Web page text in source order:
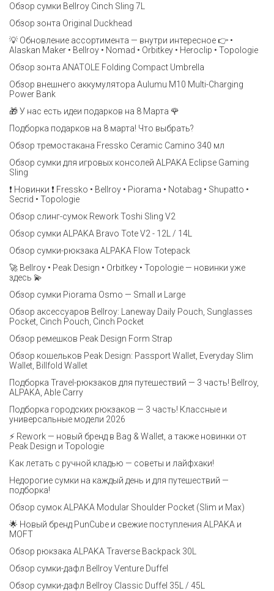
Обзор сумки Bellroy Cinch Sling 7L
Обзор зонта Original Duckhead
💡 Обновление ассортимента — внутри интересное 👉 •
Alaskan Maker • Bellroy • Nomad • Orbitkey • Heroclip • Topologie
Обзор зонта ANATOLE Folding Compact Umbrella
Обзор внешнего аккумулятора Aulumu M10 Multi-Charging
Power Bank
🎁 У нас есть идеи подарков на 8 Марта 🌹
Подборка подарков на 8 марта! Что выбрать?
Обзор тремостакана Fressko Ceramic Camino 340 мл
Обзор сумки для игровых консолей ALPAKA Eclipse Gaming
Sling
❗️ Новинки ❗️ Fressko • Bellroy • Piorama • Notabag • Shupatto •
Secrid • Topologie
Обзор слинг-сумок Rework Toshi Sling V2
Обзор сумки ALPAKA Bravo Tote V2 - 12L / 14L
Обзор сумки-рюкзака ALPAKA Flow Totepack
🚀 Bellroy • Peak Design • Orbitkey • Topologie — новинки уже
здесь 💫
Обзор сумки Piorama Osmo — Small и Large
Обзор аксессуаров Bellroy: Laneway Daily Pouch, Sunglasses
Pocket, Cinch Pouch, Cinch Pocket
Обзор ремешков Peak Design Form Strap
Обзор кошельков Peak Design: Passport Wallet, Everyday Slim
Wallet, Billfold Wallet
Подборка Travel-рюкзаков для путешествий — 3 часть! Bellroy,
ALPAKA, Able Carry
Подборка городских рюкзаков — 3 часть! Классные и
универсальные модели 2026
⚡️ Rework — новый бренд в Bag & Wallet, а также новинки от
Peak Design и Topologie
Как летать с ручной кладью — советы и лайфхаки!
Недорогие сумки на каждый день и для путешествий —
подборка!
Обзор сумок ALPAKA Modular Shoulder Pocket (Slim и Max)
🌟 Новый бренд PunCube и свежие поступления ALPAKA и
MOFT
Обзор рюкзака ALPAKA Traverse Backpack 30L
Обзор сумки-дафл Bellroy Venture Duffel
Обзор сумки-дафл Bellroy Classic Duffel 35L / 45L